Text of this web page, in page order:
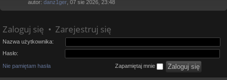
autor: danz1ger , 07 sie 2026, 23:48
Zaloguj się • Zarejestruj się
Nazwa użytkownika:
Hasło:
Nie pamiętam hasła Zapamiętaj mnie